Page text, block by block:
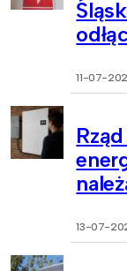
11-07-
13-07-